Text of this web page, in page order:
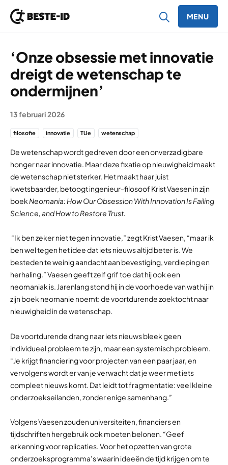
MENU
‘Onze obsessie met innovatie
dreigt de wetenschap te
ondermijnen’
13 februari 2026
filosofie innovatie TUe wetenschap
De wetenschap wordt gedreven door een onverzadigbare
honger naar innovatie. Maar deze fixatie op nieuwigheid maakt
de wetenschap niet sterker. Het maakt haar juist
kwetsbaarder, betoogt ingenieur-filosoof Krist Vaesen in zijn
boek Neomania: How Our Obsession With Innovation Is Failing
Science, and How to Restore Trust.
“Ik ben zeker niet tegen innovatie,” zegt Krist Vaesen, “maar ik
ben wel tegen het idee dat iets nieuws altijd beter is. We
besteden te weinig aandacht aan bevestiging, verdieping en
herhaling.”Vaesen geeft zelf grif toe dat hij ook een
neomaniak is. Jarenlang stond hij in de voorhoede van wat hij in
zijn boek neomanie noemt: de voortdurende zoektocht naar
nieuwigheid in de wetenschap.
De voortdurende drang naar iets nieuws bleek geen
individueel probleem te zijn, maar een systemisch probleem.
“Je krijgt financiering voor projecten van een paar jaar, en
vervolgens wordt er van je verwacht dat je weer met iets
compleet nieuws komt. Dat leidt tot fragmentatie: veel kleine
onderzoekseilanden, zonder enige samenhang.”
Volgens Vaesen zouden universiteiten, financiers en
tijdschriften hergebruik ook moeten belonen. “Geef
erkenning voor replicaties. Voor het opzetten van grote
onderzoeksprogramma’s waarin ideeën de tijd krijgen om te